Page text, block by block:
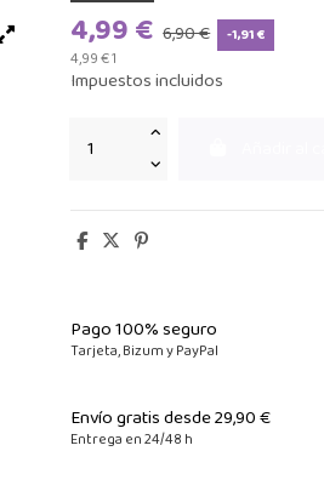
4,99 € 6,90 € -1,91 €
4,99 € 1
Impuestos incluidos
Pago 100% seguro
Tarjeta, Bizum y PayPal
Envío gratis desde 29,90 €
Entrega en 24/48 h